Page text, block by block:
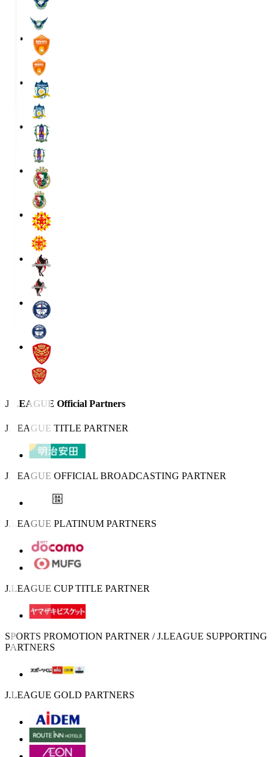
J.LEAGUE Official Partners
J.LEAGUE TITLE PARTNER
J.LEAGUE OFFICIAL BROADCASTING PARTNER
J.LEAGUE PLATINUM PARTNERS
J.LEAGUE CUP TITLE PARTNER
SPORTS PROMOTION PARTNER / J.LEAGUE SUPPORTING
PARTNERS
J.LEAGUE GOLD PARTNERS